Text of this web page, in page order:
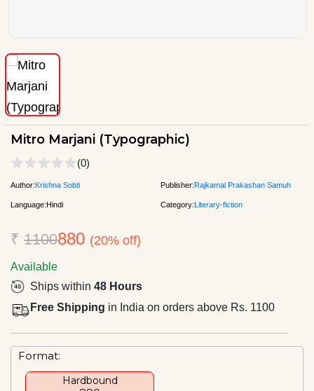
Mitro Marjani (Typographic)
(0)
Author:Krishna Sobti Publisher:Rajkamal Prakashan Samuh
Language:Hindi Category:Literary-fiction
₹ 1100880 (20% off)
Available
Ships within 48 Hours
Free Shipping in India on orders above Rs. 1100
Format:
Hardbound